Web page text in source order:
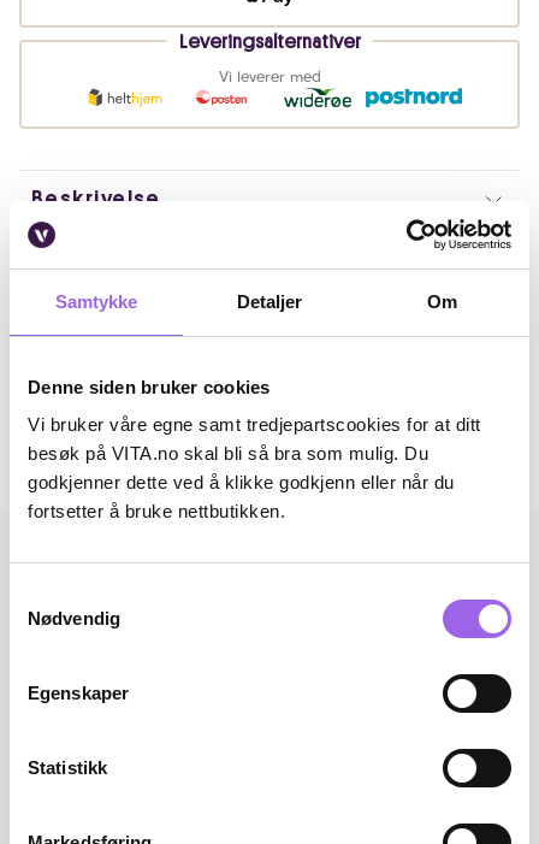
Samtykke Detaljer Om
Denne siden bruker cookies
Vi bruker våre egne samt tredjepartscookies for at ditt
besøk på VITA.no skal bli så bra som mulig. Du
godkjenner dette ved å klikke godkjenn eller når du
fortsetter å bruke nettbutikken.
Nødvendig
Egenskaper
Statistikk
Leveringsalternativer
Vi leverer med
Beskrivelse
Ingredienser
Omtaler
Andre har også kjøpt..